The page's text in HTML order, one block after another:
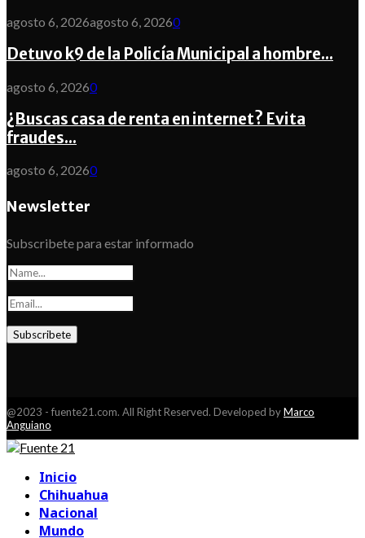
agosto 6, 2026agosto 6, 20260
Detuvo k9 de la Policía Municipal a hombre...
agosto 6, 20260
¿Buscas casa de renta en internet? Evita
fraudes...
agosto 6, 20260
Newsletter
Subscribete para estar informado
@2023 - fuente21.com. All Right Reserved. Developed byMarco
Anguiano
Inicio
Chihuahua
Nacional
Mundo